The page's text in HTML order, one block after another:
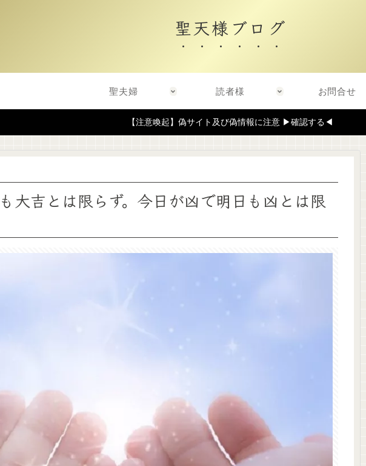
聖天様ブログ
聖夫婦 読者様 お問合せ
【注意喚起】偽サイト及び偽情報に注意 ▶確認する◀
大吉とは限らず。今日が凶で明日も凶とは限